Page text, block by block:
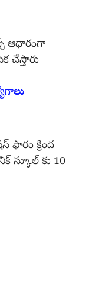
ఆధారంగా
చేస్తారు
ఫారం క్రింద
స్కూల్ కు 10